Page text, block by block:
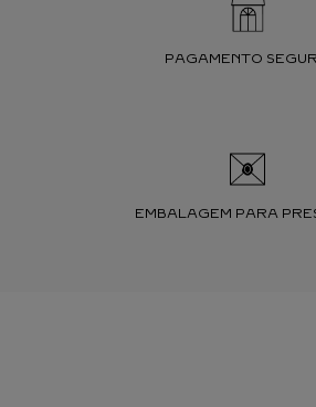
PAGAMENTO
EMBALAGEM PARA